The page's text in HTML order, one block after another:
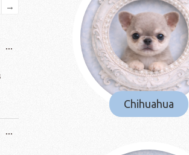
→
...
...
Chihuahua